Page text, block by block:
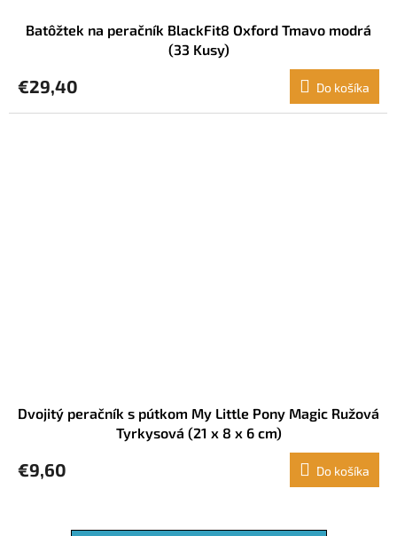
Batôžtek na peračník BlackFit8 Oxford Tmavo modrá
(33 Kusy)
€29,40 Do košíka
Dvojitý peračník s pútkom My Little Pony Magic Ružová
Tyrkysová (21 x 8 x 6 cm)
€9,60 Do košíka